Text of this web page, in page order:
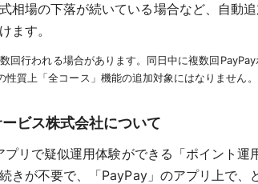
相場の下落が続いている場合など、自動
ます。
回行われる場合があります。同日中に複数回
質上「全コース」機能の追加対象にはなりません。
ビス株式会社について
プリで疑似運⽤体験ができる「ポイント
きが不要で、「PayPay」のアプリ上で